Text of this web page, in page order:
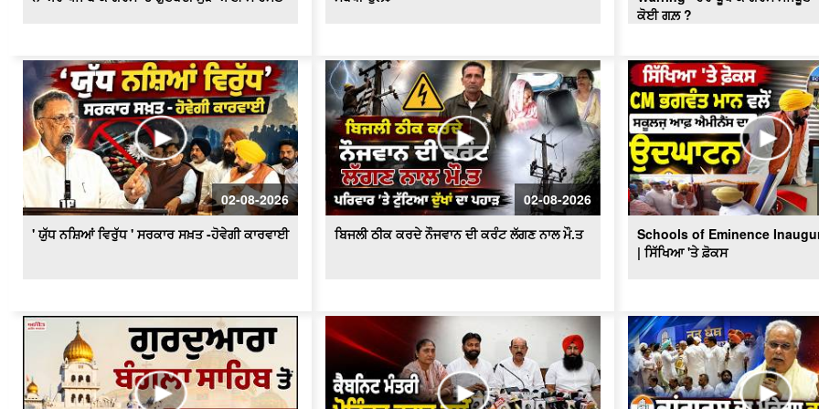
ਕੋਈ ਗਲ਼ ?
02-08-2026
' ਯੁੱਧ ਨਸ਼ਿਆਂ ਵਿਰੁੱਧ ' ਸਰਕਾਰ ਸਖ਼ਤ -ਹੋਵੇਗੀ ਕਾਰਵਾਈ
02-08-2026
ਬਿਜਲੀ ਠੀਕ ਕਰਦੇ ਨੌਜਵਾਨ ਦੀ ਕਰੰਟ ਲੱਗਣ ਨਾਲ ਮੌ.ਤ
Schools of Eminence
| ਸਿੱਖਿਆ 'ਤੇ ਫ਼ੋਕਸ